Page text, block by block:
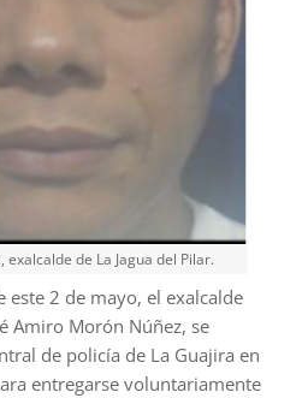
de La Jagua del Pilar.
este 2 de mayo, el exalcalde
Amiro Morón Núñez, se
de policía de La Guajira en
entregarse voluntariamente